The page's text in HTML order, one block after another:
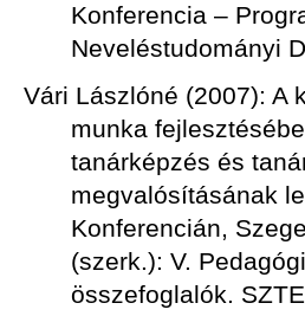
Konferencia –
Neveléstudományi
Vári Lászlóné (2007): A
munka
tanárképzés és
megvalósításának
Konferencián,
(szerk.): V.
összefoglalók.